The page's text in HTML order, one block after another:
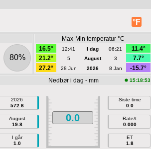
°F
80%
Max-Min temperatur °C
16.5°
12:41 I dag 06:21
11.4°
21.2°
5 August 3
7.7°
27.2°
28 Jun 2026 8 Jan
-15.7°
Nedbør i dag - mm 15:18:53
2026
572.6
August
19.8
I går
1.0
0.0
Siste time
0.0
Rate/t
0.000
ET
1.8